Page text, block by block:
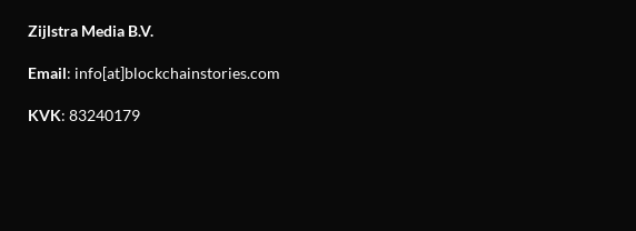
Zijlstra Media B.V.
Email: info[at]blockchainstories.com
KVK: 83240179